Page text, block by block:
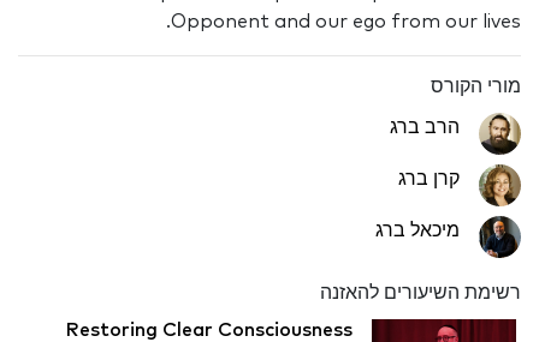
Opponent and our ego from our lives.
מורי הקורס
הרב ברג
קרן ברג
מיכאל ברג
רשימת השיעורים להאזנה
Restoring Clear Consciousness